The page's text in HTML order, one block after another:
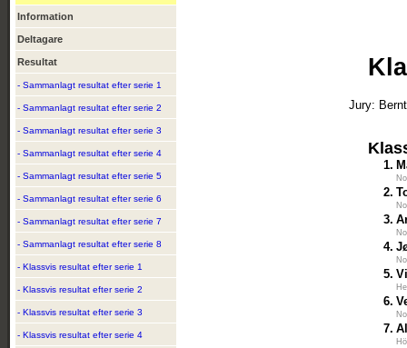
Information
Deltagare
Resultat
- Sammanlagt resultat efter serie 1
- Sammanlagt resultat efter serie 2
- Sammanlagt resultat efter serie 3
- Sammanlagt resultat efter serie 4
- Sammanlagt resultat efter serie 5
- Sammanlagt resultat efter serie 6
- Sammanlagt resultat efter serie 7
- Sammanlagt resultat efter serie 8
- Klassvis resultat efter serie 1
- Klassvis resultat efter serie 2
- Klassvis resultat efter serie 3
- Klassvis resultat efter serie 4
Jury:
1.
2.
3.
4.
5.
6.
7.